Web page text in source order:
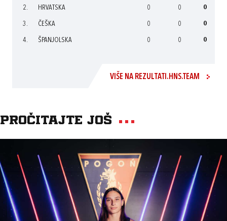
2. HRVATSKA 0 0 0
3. ČEŠKA 0 0 0
4. ŠPANJOLSKA 0 0 0
VIŠE NA REZULTATI.HNS.TEAM
Pročitajte još